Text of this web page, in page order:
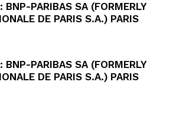
PARIBAS SA (FORMERLY
DE PARIS S.A.) PARIS
PARIBAS SA (FORMERLY
DE PARIS S.A.) PARIS